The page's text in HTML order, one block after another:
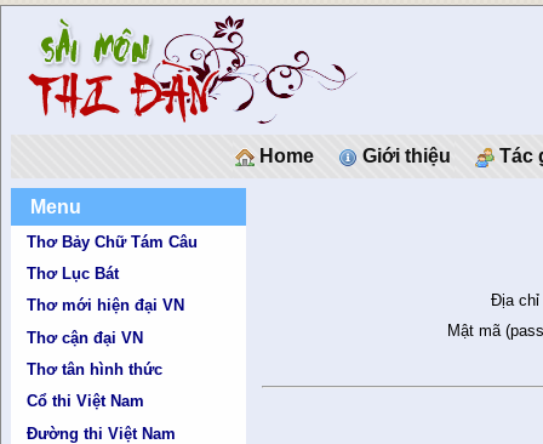
Home Giới thiệu Tác
Menu
Thơ Bảy Chữ Tám Câu
Thơ Lục Bát
Thơ mới hiện đại VN
Thơ cận đại VN
Thơ tân hình thức
Cổ thi Việt Nam
Đường thi Việt Nam
Địa chỉ
Mật mã